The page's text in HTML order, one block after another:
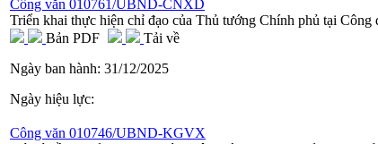
Công văn 010761/UBND-CNXD
Triển khai thực hiện chỉ đạo của Thủ tướng Chính phủ tại
Bản PDF
Tải về
Ngày ban hành: 31/12/2025
Ngày hiệu lực:
Công văn 010746/UBND-KGVX